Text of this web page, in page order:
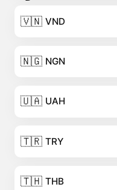
🇻🇳 VND
🇳🇬 NGN
🇺🇦 UAH
🇹🇷 TRY
🇹🇭 THB